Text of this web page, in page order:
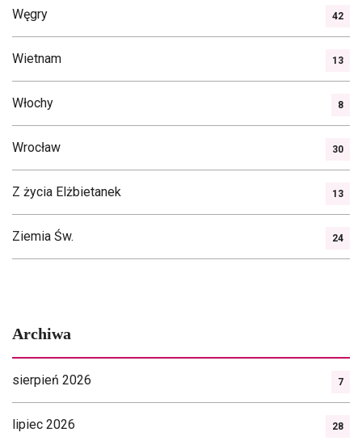
Węgry 42
Wietnam 13
Włochy 8
Wrocław 30
Z życia Elżbietanek 13
Ziemia Św. 24
Archiwa
sierpień 2026 7
lipiec 2026 28